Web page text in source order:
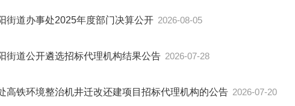
街道办事处2025年度部门决算公开 2026-08-05
街道公开遴选招标代理机构结果公告 2026-07-28
高铁环境整治机井迁改还建项目招标代理机构的公告 2026-07-20